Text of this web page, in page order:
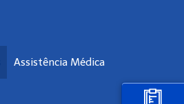
Assistência Médica